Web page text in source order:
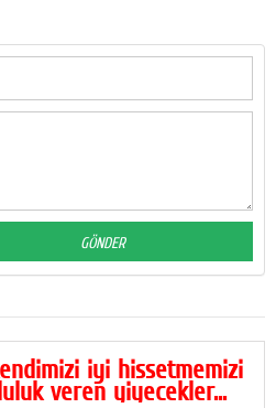
iyi hissetmemizi
veren yiyecekler...